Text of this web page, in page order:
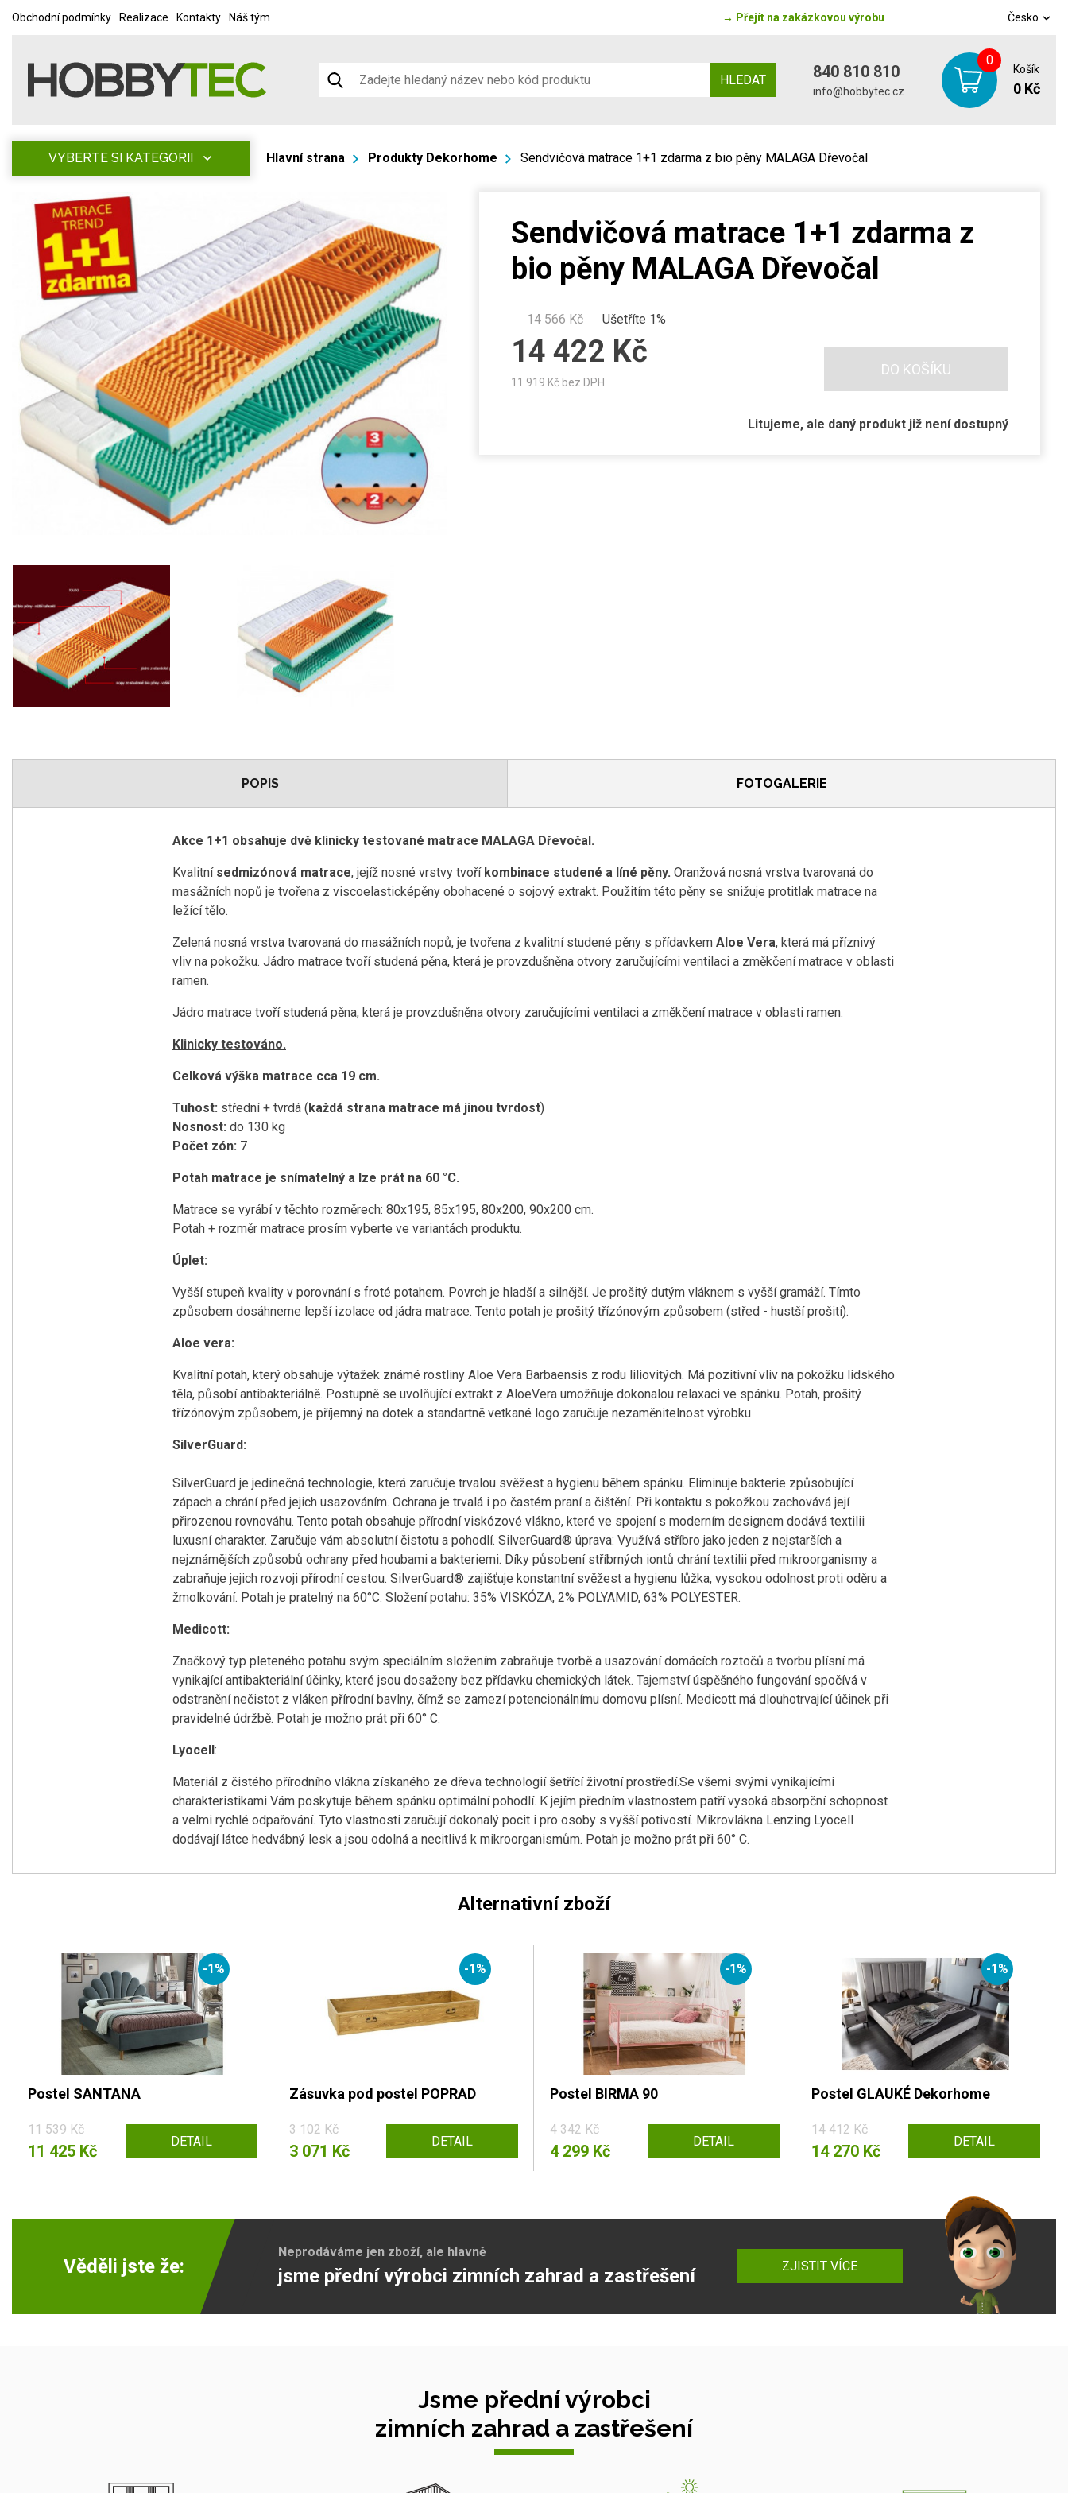
Obchodní podmínky Realizace Kontakty Náš tým → Přejít na zakázkovou výrobu Česko
HLEDAT 840 810 810
info@hobbytec.cz
0
Košík
0 Kč
VYBERTE SI KATEGORII Hlavní strana Produkty Dekorhome Sendvičová matrace 1+1 zdarma z bio pěny MALAGA Dřevočal
Sendvičová matrace 1+1 zdarma z
bio pěny MALAGA Dřevočal
14 566Kč Ušetříte 1%
14 422 Kč
11 919 Kč bez DPH
DO KOŠÍKU
Litujeme, ale daný produkt již není dostupný
POPIS FOTOGALERIE
Akce 1+1 obsahuje dvě klinicky testované matrace MALAGA Dřevočal.
Kvalitní sedmizónová matrace, jejíž nosné vrstvy tvoří kombinace studené a líné pěny. Oranžová nosná vrstva tvarovaná do
masážních nopů je tvořena z viscoelasticképěny obohacené o sojový extrakt. Použitím této pěny se snižuje protitlak matrace na
ležící tělo.
Zelená nosná vrstva tvarovaná do masážních nopů, je tvořena z kvalitní studené pěny s přídavkem Aloe Vera, která má příznivý
vliv na pokožku. Jádro matrace tvoří studená pěna, která je provzdušněna otvory zaručujícími ventilaci a změkčení matrace v oblasti
ramen.
Jádro matrace tvoří studená pěna, která je provzdušněna otvory zaručujícími ventilaci a změkčení matrace v oblasti ramen.
Klinicky testováno.
Celková výška matrace cca 19 cm.
Tuhost: střední + tvrdá ( každá strana matrace má jinou tvrdost)
Nosnost: do 130 kg
Počet zón: 7
Potah matrace je snímatelný a lze prát na 60 °C.
Matrace se vyrábí v těchto rozměrech: 80x195, 85x195, 80x200, 90x200 cm.
Potah + rozměr matrace prosím vyberte ve variantách produktu.
Úplet:
Vyšší stupeň kvality v porovnání s froté potahem. Povrch je hladší a silnější. Je prošitý dutým vláknem s vyšší gramáží. Tímto
způsobem dosáhneme lepší izolace od jádra matrace. Tento potah je prošitý třízónovým způsobem (střed - hustší prošití).
Aloe vera:
Kvalitní potah, který obsahuje výtažek známé rostliny Aloe Vera Barbaensis z rodu liliovitých. Má pozitivní vliv na pokožku lidského
těla, působí antibakteriálně. Postupně se uvolňující extrakt z AloeVera umožňuje dokonalou relaxaci ve spánku. Potah, prošitý
třízónovým způsobem, je příjemný na dotek a standartně vetkané logo zaručuje nezaměnitelnost výrobku
SilverGuard:
SilverGuard je jedinečná technologie, která zaručuje trvalou svěžest a hygienu během spánku. Eliminuje bakterie způsobující
zápach a chrání před jejich usazováním. Ochrana je trvalá i po častém praní a čištění. Při kontaktu s pokožkou zachovává její
přirozenou rovnováhu. Tento potah obsahuje přírodní viskózové vlákno, které ve spojení s moderním designem dodává textilii
luxusní charakter. Zaručuje vám absolutní čistotu a pohodlí. SilverGuard® úprava: Využívá stříbro jako jeden z nejstarších a
nejznámějších způsobů ochrany před houbami a bakteriemi. Díky působení stříbrných iontů chrání textilii před mikroorganismy a
zabraňuje jejich rozvoji přírodní cestou. SilverGuard® zajišťuje konstantní svěžest a hygienu lůžka, vysokou odolnost proti oděru a
žmolkování. Potah je pratelný na 60°C. Složení potahu: 35% VISKÓZA, 2% POLYAMID, 63% POLYESTER.
Medicott:
Značkový typ pleteného potahu svým speciálním složením zabraňuje tvorbě a usazování domácích roztočů a tvorbu plísní má
vynikající antibakteriální účinky, které jsou dosaženy bez přídavku chemických látek. Tajemství úspěšného fungování spočívá v
odstranění nečistot z vláken přírodní bavlny, čímž se zamezí potencionálnímu domovu plísní. Medicott má dlouhotrvající účinek při
pravidelné údržbě. Potah je možno prát při 60° C.
Lyocell :
Materiál z čistého přírodního vlákna získaného ze dřeva technologií šetřící životní prostředí.Se všemi svými vynikajícími
charakteristikami Vám poskytuje během spánku optimální pohodlí. K jejím předním vlastnostem patří vysoká absorpční schopnost
a velmi rychlé odpařování. Tyto vlastnosti zaručují dokonalý pocit i pro osoby s vyšší potivostí. Mikrovlákna Lenzing Lyocell
dodávají látce hedvábný lesk a jsou odolná a necitlivá k mikroorganismům. Potah je možno prát při 60° C.
Alternativní zboží
-1%
Postel SANTANA
11 539 Kč
11 425 Kč DETAIL
-1%
Zásuvka pod postel POPRAD
3 102 Kč
3 071 Kč DETAIL
-1%
Postel BIRMA 90
4 342 Kč
4 299 Kč DETAIL
-1%
Postel GLAUKÉ Dekorhome
14 412 Kč
14 270 Kč DETAIL
Věděli jste že:
Neprodáváme jen zboží, ale hlavně
jsme přední výrobci zimních zahrad a zastřešení ZJISTIT VÍCE
Jsme přední výrobci
zimních zahrad a zastřešení